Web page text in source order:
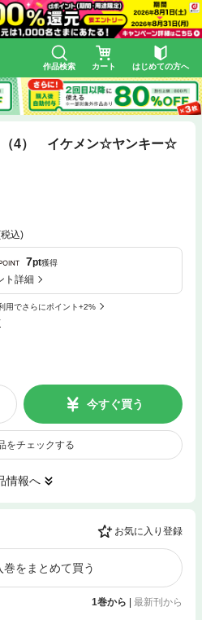
作品検索 カート はじめての方へ
（4） イケメン☆ヤンキー☆
込)
7pt獲得
ト詳細
用でさらにポイント+2%
今すぐ買う
をチェックする
情報へ
お気に入り登録
巻をまとめて買う
1巻から | 最新刊から